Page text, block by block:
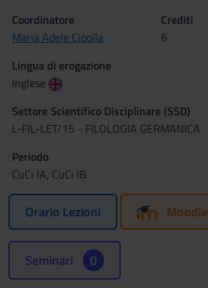
Coordinatore
Maria Adele Cipolla
Crediti
6
Lingua di erogazione
Inglese
Settore Scientifico Disciplinare (SSD)
L-FIL-LET/15 - FILOLOGIA GERMANICA
Periodo
CuCi IA, CuCi IB
Orario Lezioni Moodle
Seminari 0